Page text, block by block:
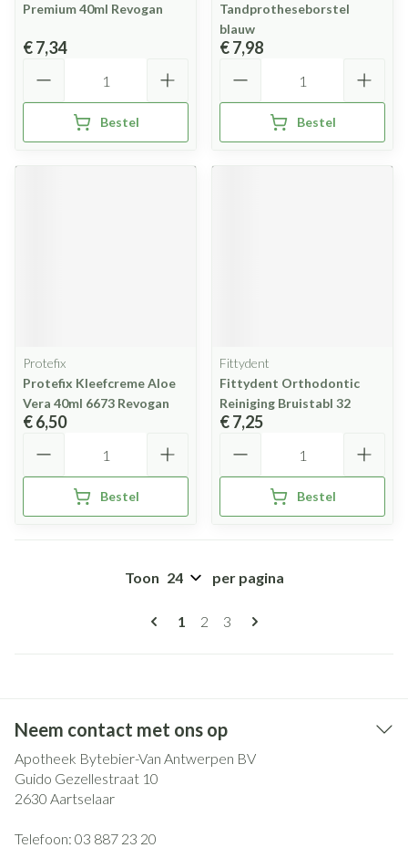
Premium 40ml Revogan
€ 7,34
Bestel
Tandprotheseborstel
blauw
€ 7,98
Bestel
Protefix
Protefix Kleefcreme Aloe
Vera 40ml 6673 Revogan
€ 6,50
Bestel
Fittydent
Fittydent Orthodontic
Reiniging Bruistabl 32
€ 7,25
Bestel
Pagina's
U lees momenteel pagina
1 Pagina
2 Pagina
3
Toon per pagina
Neem contact met ons op
Apotheek Bytebier-Van Antwerpen BV
Guido Gezellestraat 10
2630 Aartselaar
Telefoon: 03 887 23 20